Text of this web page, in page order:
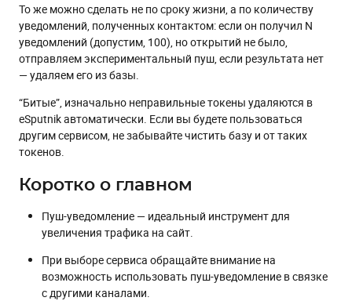
То же можно сделать не по сроку жизни, а по количеству
уведомлений, полученных контактом: если он получил N
уведомлений (допустим, 100), но открытий не было,
отправляем экспериментальный пуш, если результата нет
— удаляем его из базы.
“Битые”, изначально неправильные токены удаляются в
eSputnik автоматически. Если вы будете пользоваться
другим сервисом, не забывайте чистить базу и от таких
токенов.
Коротко о главном
Пуш-уведомление — идеальный инструмент для
увеличения трафика на сайт.
При выборе сервиса обращайте внимание на
возможность использовать пуш-уведомление в связке
с другими каналами.